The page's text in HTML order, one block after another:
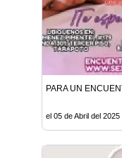
PARA UN
el 05 de Abril del 2025